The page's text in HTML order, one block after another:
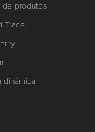
de produtos
Trace
dinâmica